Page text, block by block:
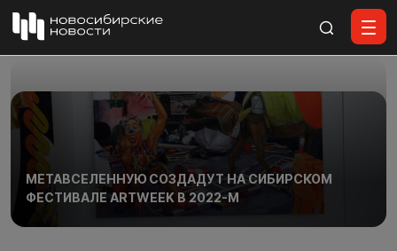
МЕТАВСЕЛЕННУЮ СОЗДАДУТ НА СИБИРСКОМ
ФЕСТИВАЛЕ ARTWEEK В 2022-М